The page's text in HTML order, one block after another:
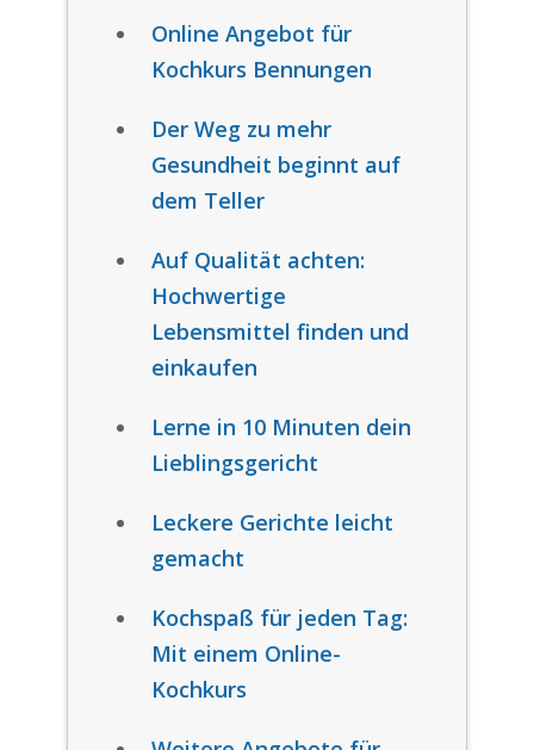
Online Angebot für
Kochkurs Bennungen
Der Weg zu mehr
Gesundheit beginnt auf
dem Teller
Auf Qualität achten:
Hochwertige
Lebensmittel finden und
einkaufen
Lerne in 10 Minuten dein
Lieblingsgericht
Leckere Gerichte leicht
gemacht
Kochspaß für jeden Tag:
Mit einem Online-
Kochkurs